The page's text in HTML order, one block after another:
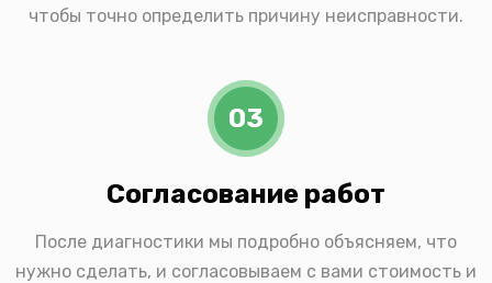
чтобы точно определить причину неисправности.
03
Согласование работ
После диагностики мы подробно объясняем, что
нужно сделать, и согласовываем с вами стоимость и